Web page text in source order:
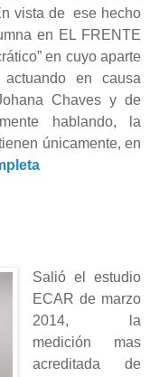
vista de ese hecho
en EL FRENTE
en cuyo aparte
en causa
Chaves y de
hablando, la
únicamente, en
Salió el estudio
ECAR de marzo
2014, la
medición mas
acreditada de